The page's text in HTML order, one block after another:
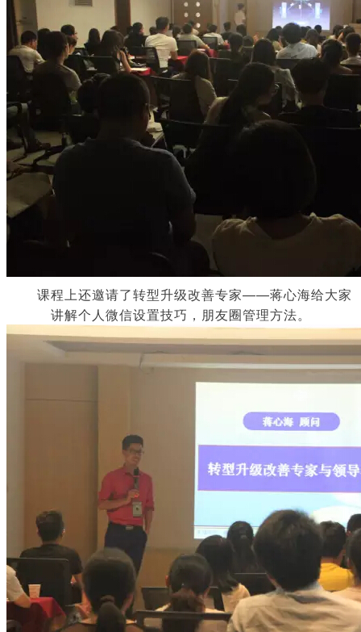
课程上还邀请了转型升级改善专家——蒋心海给大家
讲解个人微信设置技巧，朋友圈管理方法。